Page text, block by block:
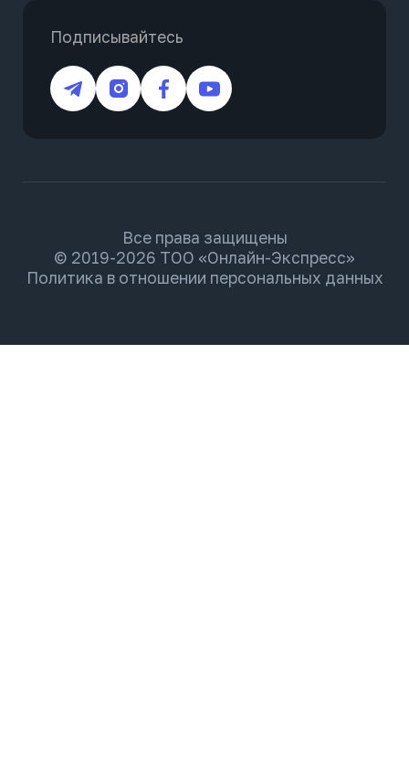
Подписывайтесь
Все права защищены
© 2019-2026 ТОО «Онлайн-Экспресс»
Политика в отношении персональных данных